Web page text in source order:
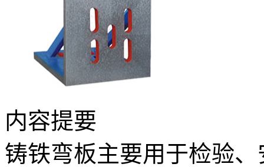
内容提要
铸铁弯板主要用于检验